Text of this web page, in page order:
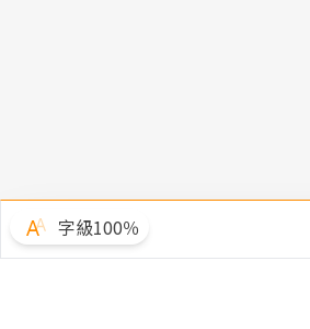
字級100％